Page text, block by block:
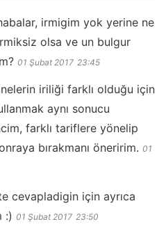
irmigim yok yerine ne
olsa ve un bulgur
01 Şubat 2017 23:45
iriliği farklı olduğu için
aynı sonucu
farklı tariflere yönelip
bırakmanı öneririm. 01
cevapladigin için ayrıca
:) 01 Şubat 2017 23:50